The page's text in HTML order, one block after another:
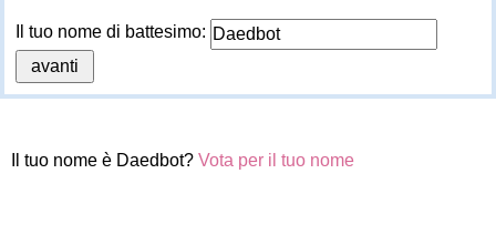
Il tuo nome di battesimo:
Il tuo nome è Daedbot? Vota per il tuo nome